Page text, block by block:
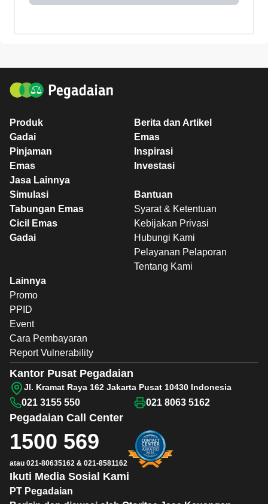
Produk
Gadai
Pinjaman
Emas
Jasa Lainnya
Berita dan Artikel
Emas
Inspirasi
Investasi
Simulasi
Tabungan Emas
Cicil Emas
Gadai
Bantuan
Syarat & Ketentuan
Kebijakan Privasi
Hubungi Kami
Pelayanan Pelaporan
Tentang Kami
Lainnya
Promo
PPID
Event
Cara Pembayaran
Report Vulnerability
PT Pegadaian
Ikuti Media Sosial Kami
Pegadaian Call Center
1500 569
atau 021-80635162 & 021-8581162
Kantor Pusat Pegadaian
Jl. Kramat Raya 162 Jakarta Pusat 10430 Indonesia
021 3155 550 021 8063 5162